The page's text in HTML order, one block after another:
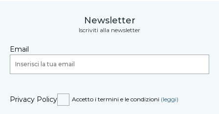
Newsletter
Iscriviti alla newsletter
Email
Privacy Policy Accetto i termini e le condizioni (leggi)